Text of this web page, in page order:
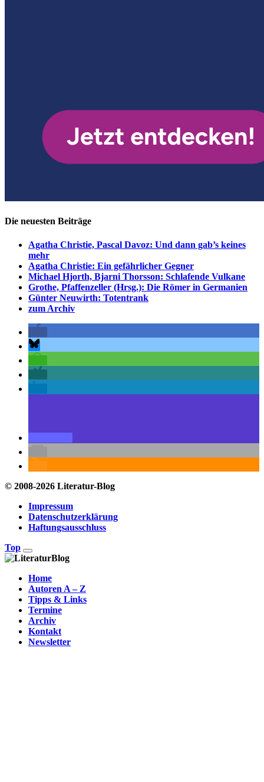
Die neuesten Beiträge
Agatha Christie, Pascal Davoz: Und dann gab’s keines
mehr
Agatha Christie: Ein gefährlicher Gegner
Michael Hjorth, Bjarni Thorsson: Schlafende Vulkane
Grothe, Pfaffenzeller (Hrsg.): Die Römer in Germanien
Günter Neuwirth: Totentrank
zum Archiv
© 2008-2026 Literatur-Blog
Impressum
Datenschutzerklärung
Haftungsausschluss
Top
Home
Autoren A – Z
Tipps & Links
Termine
Archiv
Kontakt
Newsletter